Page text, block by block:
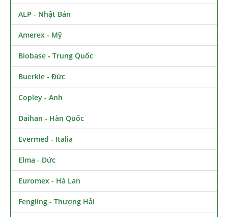
ALP - Nhật Bản
Amerex - Mỹ
Biobase - Trung Quốc
Buerkle - Đức
Copley - Anh
Daihan - Hàn Quốc
Evermed - Italia
Elma - Đức
Euromex - Hà Lan
Fengling - Thượng Hải